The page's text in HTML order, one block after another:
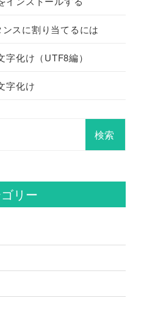
スに割り当てるには
化け（UTF8編）
字化け
リー